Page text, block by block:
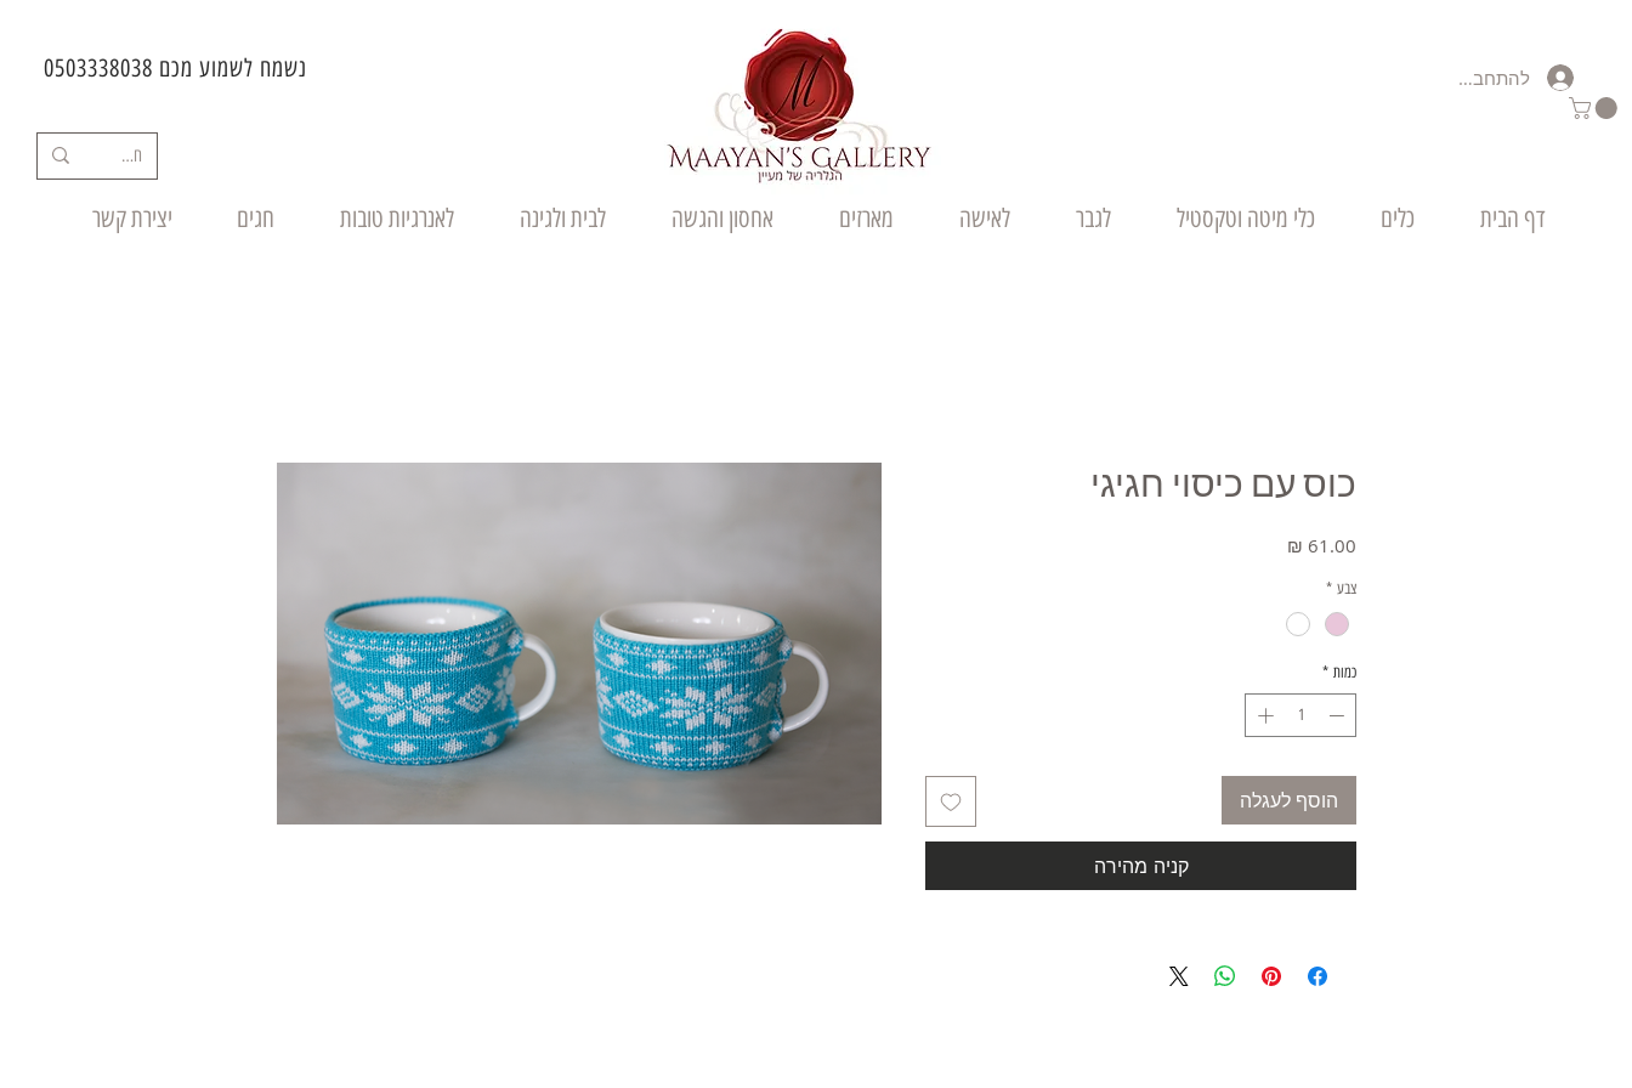
נשמח לשמוע מכם 0503338038 להתחברות
דף הבית כלים כלי מיטה וטקסטיל לגבר לאישה מארזים אחסון והגשה לבית ולגינה לאנרגיות טובות חגים יצירת קשר
כוס עם כיסוי חגיגי
צבע *
כמות *
הוסף לעגלה
קניה מהירה